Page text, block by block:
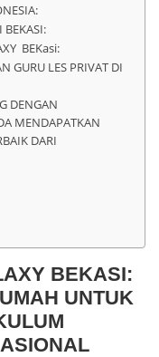
BEKASI:
BEKasi:
GURU LES PRIVAT DI
DENGAN
MENDAPATKAN
DARI
BEKASI:
UNTUK